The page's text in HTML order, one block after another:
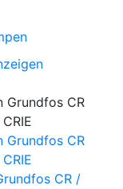
CR /